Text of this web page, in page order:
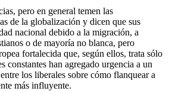
pero en general temen las
de la globalización y dicen que sus
nacional debido a la migración, a
o de mayoría no blanca, pero
fortalecida que, según ellos, trata sólo
constantes han agregado urgencia a un
los liberales sobre cómo flanquear a
más influyente.